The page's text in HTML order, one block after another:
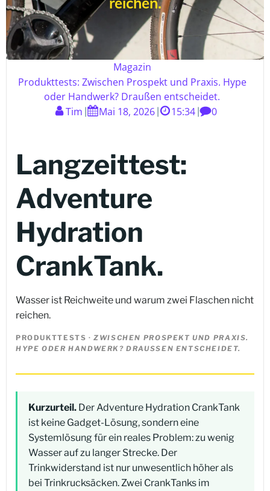
Magazin
Produkttests: Zwischen Prospekt und Praxis. Hype
oder Handwerk? Draußen entscheidet.
Tim
Mai 18, 2026 15:34 0
Langzeittest:
Adventure
Hydration
CrankTank.
Wasser ist Reichweite und warum zwei Flaschen nicht
reichen.
PRODUKTTESTS ·ZWISCHEN PROSPEKT UND PRAXIS.
HYPE ODER HANDWERK? DRAUSSEN ENTSCHEIDET.
Kurzurteil. Der Adventure Hydration CrankTank
ist keine Gadget-Lösung, sondern eine
Systemlösung für ein reales Problem: zu wenig
Wasser auf zu langer Strecke. Der
Trinkwiderstand ist nur unwesentlich höher als
bei Trinkrucksäcken. Zwei CrankTanks im